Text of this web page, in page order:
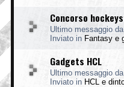
Concorso
Ultimo messaggio da
Inviato in Fantasy e
Gadgets HCL
Ultimo messaggio da
Inviato in HCL e